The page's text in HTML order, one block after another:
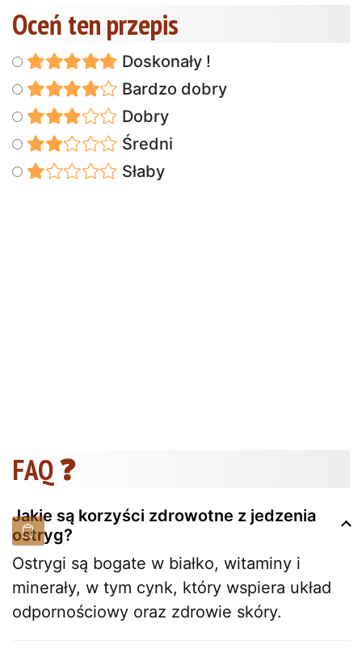
Oceń ten przepis
Doskonały !
Bardzo dobry
Dobry
Średni
Słaby
FAQ ❓
Jakie są korzyści zdrowotne z jedzenia
ostryg?
Ostrygi są bogate w białko, witaminy i
minerały, w tym cynk, który wspiera układ
odpornościowy oraz zdrowie skóry.